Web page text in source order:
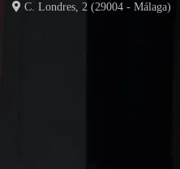
C. Londres, 2 (29004 - Málaga)